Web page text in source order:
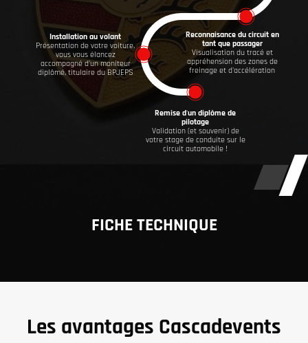
Reconnaisance du circuit en
tant que passager
Visualisation du tracé et
appréhension des zones de
freinage et d'accélération
Installation au volant
Présentation de votre voiture,
vous vous élancez
accompagné d'un moniteur
diplômé, titulaire du BPJEPS
Remise d'un diplôme de
pilotage
Validation (et souvenir) de
votre stage de conduite sur le
circuit automobile !
FICHE TECHNIQUE
Les avantages Cascadevents